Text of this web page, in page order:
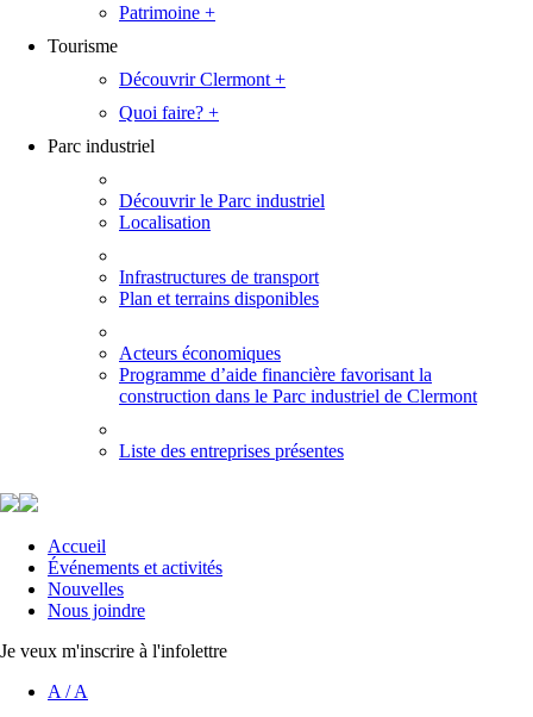
Patrimoine +
Tourisme
Découvrir Clermont +
Quoi faire? +
Parc industriel
Découvrir le Parc industriel
Localisation
Infrastructures de transport
Plan et terrains disponibles
Acteurs économiques
Programme d’aide financière favorisant la
construction dans le Parc industriel de Clermont
Liste des entreprises présentes
Accueil
Événements et activités
Nouvelles
Nous joindre
Je veux m'inscrire à l'infolettre
A /A